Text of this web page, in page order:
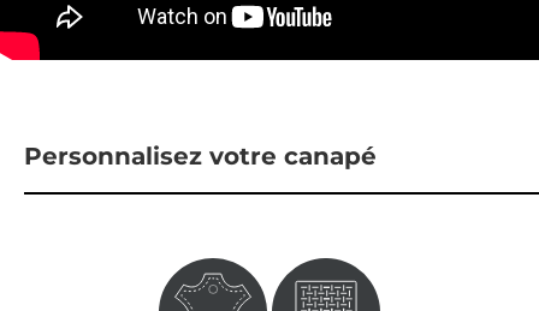
Personnalisez votre canapé